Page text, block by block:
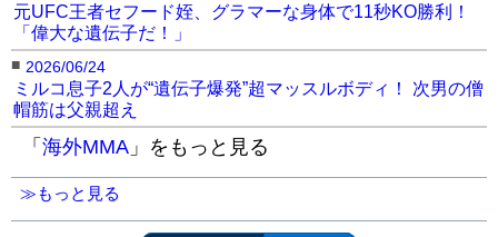
元UFC王者セフード姪、グラマーな身体で11秒KO勝利！
「偉大な遺伝子だ！」
■ 2026/06/24
ミルコ息子2人が“遺伝子爆発”超マッスルボディ！ 次男の僧
帽筋は父親超え
「 海外MMA 」をもっと見る
≫もっと見る